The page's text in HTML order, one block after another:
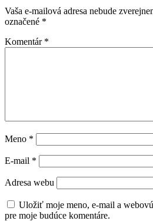
Vaša e-mailová adresa nebude
označené *
Komentár *
Meno *
E-mail *
Adresa webu
Uložiť moje meno, e-mail a
pre moje budúce komentáre.